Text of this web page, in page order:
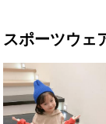
スポーツウェ